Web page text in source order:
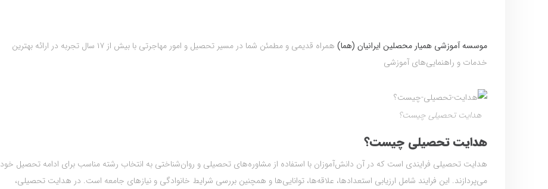
موسسه آموزشی همیار محصلین ایرانیان (هما)
همراه قدیمی و مطمئن شما در مسیر تحصیل و امور مهاجرتی با بیش از ۱۷ سال تجربه در ارائه بهترین
خدمات و راهنمایی‌های آموزشی
هدایت تحصیلی چیست؟
هدایت تحصیلی چیست؟
هدایت تحصیلی فرایندی است که در آن دانش‌آموزان با استفاده از مشاوره‌های تحصیلی و روان‌شناختی به انتخاب رشته مناسب برای ادامه تحصیل خود
می‌پردازند. این فرایند شامل ارزیابی استعدادها، علاقه‌ها، توانایی‌ها و همچنین بررسی شرایط خانوادگی و نیازهای جامعه است. در هدایت تحصیلی،